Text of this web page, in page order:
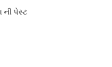
પેસ્ટ